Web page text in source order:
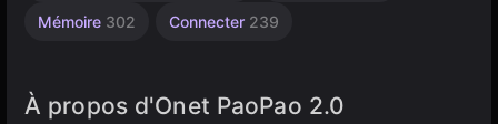
Mémoire 302 Connecter 239
À propos d'Onet PaoPao 2.0